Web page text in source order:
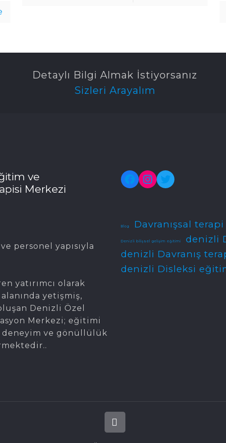
Detaylı Bilgi Almak İstiyorsanız
Sizleri Arayalım
ve
Merkezi
personel yapısıyla
yatırımcı olarak
yetişmiş,
Denizli Özel
Merkezi; eğitimi
deneyim ve gönüllülük
Facebook
Instagram
Twitter
Blog Davranışsal terapi
Denizli bilişsel gelişim eğitimi
denizli
denizli Davranış
denizli Disleksi